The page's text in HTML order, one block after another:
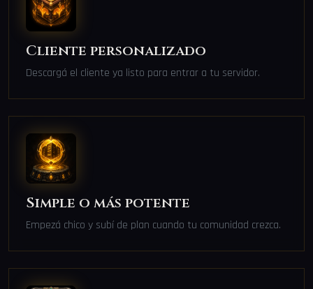
Cliente personalizado
Descargá el cliente ya listo para entrar a tu servidor.
Simple o más potente
Empezá chico y subí de plan cuando tu comunidad crezca.